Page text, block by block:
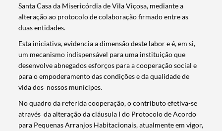
Termo de Pesquisa
Santa Casa da Misericórdia de Vila Viçosa, mediante a
alteração ao protocolo de colaboração firmado entre as
duas entidades.
Esta iniciativa, evidencia a dimensão deste labor e é, em si,
um mecanismo indispensável para uma instituição que
desenvolve abnegados esforços para a cooperação social e
para o empoderamento das condições e da qualidade de
vida dos nossos munícipes.
No quadro da referida cooperação, o contributo efetiva-se
através da alteração da cláusula I do Protocolo de Acordo
para Pequenas Arranjos Habitacionais, atualmente em vigor,